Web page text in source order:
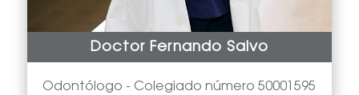
Doctor Fernando Salvo
Odontólogo - Colegiado número 50001595